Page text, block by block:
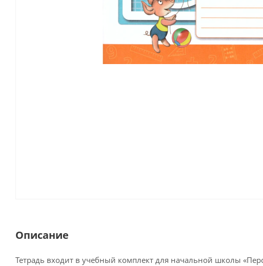
Описание
Тетрадь входит в учебный комплект для начальной школы